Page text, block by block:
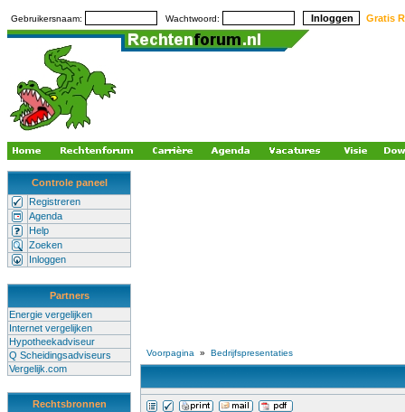
Gebruikersnaam: Wachtwoord: Gratis
Controle paneel
Registreren
Agenda
Help
Zoeken
Inloggen
Partners
Energie vergelijken
Internet vergelijken
Hypotheekadviseur
Q Scheidingsadviseurs
Vergelijk.com
Rechtsbronnen
Voorpagina » Bedrijfspresentaties